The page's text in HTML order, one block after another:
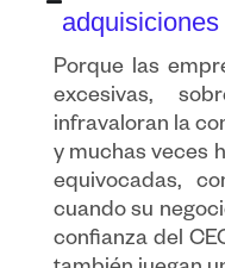
Porque las
excesivas,
infravaloran la
y muchas veces
equivocadas,
cuando su
confianza del